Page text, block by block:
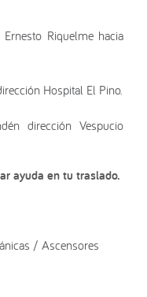
Riquelme hacia
Hospital El Pino.
dirección Vespucio
ayuda en tu traslado.
/ Ascensores